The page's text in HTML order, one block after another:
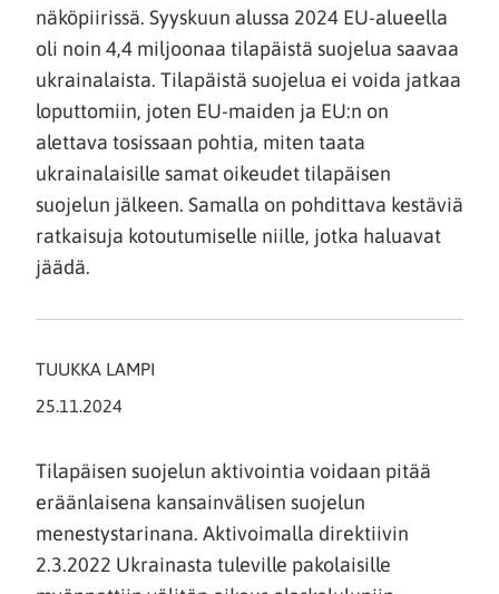
näköpiirissä. Syyskuun alussa 2024 EU-alueella
oli noin 4,4 miljoonaa tilapäistä suojelua saavaa
ukrainalaista. Tilapäistä suojelua ei voida jatkaa
loputtomiin, joten EU-maiden ja EU:n on
alettava tosissaan pohtia, miten taata
ukrainalaisille samat oikeudet tilapäisen
suojelun jälkeen. Samalla on pohdittava kestäviä
ratkaisuja kotoutumiselle niille, jotka haluavat
jäädä.
TUUKKA LAMPI
25.11.2024
Tilapäisen suojelun aktivointia voidaan pitää
eräänlaisena kansainvälisen suojelun
menestystarinana. Aktivoimalla direktiivin
2.3.2022 Ukrainasta tuleville pakolaisille